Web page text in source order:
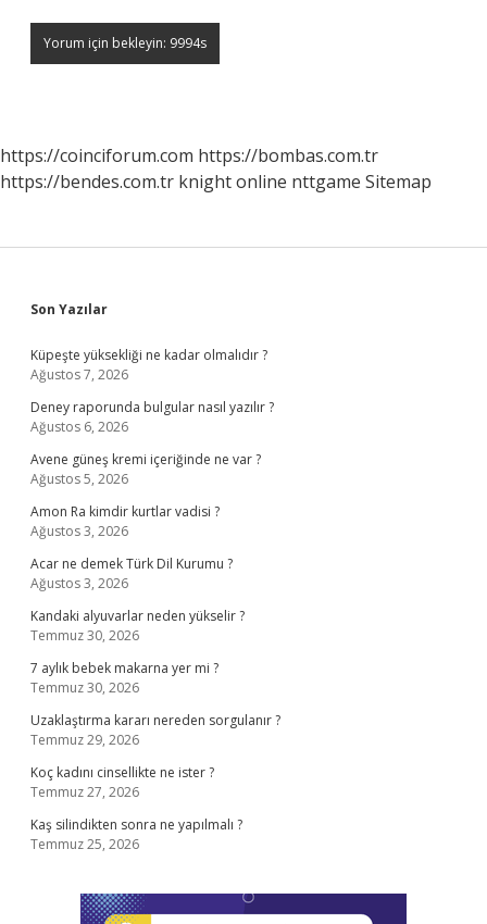
https://coinciforum.com https://bombas.com.tr
https://bendes.com.tr knight online nttgame Sitemap
Sidebar
Son Yazılar
Küpeşte yüksekliği ne kadar olmalıdır ?
Ağustos 7, 2026
Deney raporunda bulgular nasıl yazılır ?
Ağustos 6, 2026
Avene güneş kremi içeriğinde ne var ?
Ağustos 5, 2026
Amon Ra kimdir kurtlar vadisi ?
Ağustos 3, 2026
Acar ne demek Türk Dil Kurumu ?
Ağustos 3, 2026
Kandaki alyuvarlar neden yükselir ?
Temmuz 30, 2026
7 aylık bebek makarna yer mi ?
Temmuz 30, 2026
Uzaklaştırma kararı nereden sorgulanır ?
Temmuz 29, 2026
Koç kadını cinsellikte ne ister ?
Temmuz 27, 2026
Kaş silindikten sonra ne yapılmalı ?
Temmuz 25, 2026